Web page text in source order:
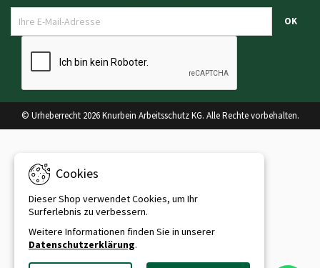
Cookies
Dieser Shop verwendet Cookies, um Ihr
Surferlebnis zu verbessern.
Weitere Informationen finden Sie in unserer
Datenschutzerklärung.
© Urheberrecht 2026 Knurbein Arbeitsschutz KG. Alle Rechte vorbehalten.